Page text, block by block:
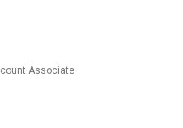
Associate